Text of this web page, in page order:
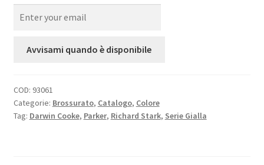
Avvisami quando è disponibile
COD: 93061
Categorie: Brossurato, Catalogo, Colore
Tag: Darwin Cooke, Parker, Richard Stark, Serie Gialla